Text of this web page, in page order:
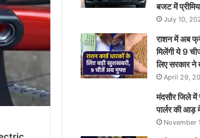
बजट में
July 10,
राशन में अब
मिलेंगी ये 9
लिए सरकार ने
April 29,
मंदसौर जिले में
पार्लर की आड़
November